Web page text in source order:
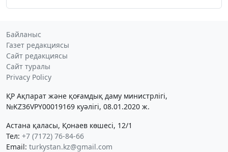
Байланыс
Газет редакциясы
Сайт редакциясы
Сайт туралы
Privacy Policy
ҚР Ақпарат және қоғамдық даму министрлігі,
№KZ36VPY00019169 куәлігі, 08.01.2020 ж.
Астана қаласы, Қонаев көшесі, 12/1
Тел: +7 (7172) 76-84-66
Email: turkystan.kz@gmail.com